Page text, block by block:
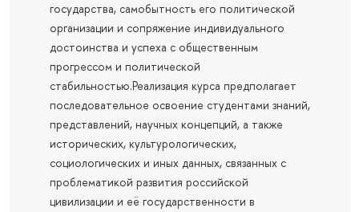
государства, самобытность его политической
организации и сопряжение индивидуального
достоинства и успеха с общественным
прогрессом и политической
стабильностью.Реализация курса предполагает
последовательное освоение студентами знаний,
представлений, научных концепций, а также
исторических, культурологических,
социологических и иных данных, связанных с
проблематикой развития российской
цивилизации и её государственности в